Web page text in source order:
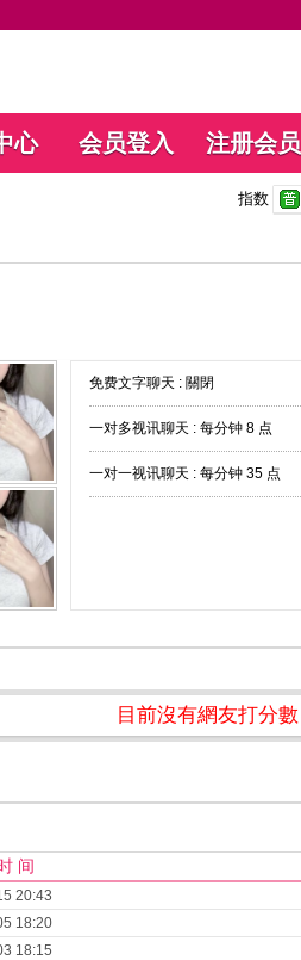
心 会员登入 注册会员
指数
免费文字聊天 : 關閉
一对多视讯聊天 : 每分钟 8 点
一对一视讯聊天 : 每分钟 35 点
目前沒有網友打分數
间
20:43
18:20
18:15